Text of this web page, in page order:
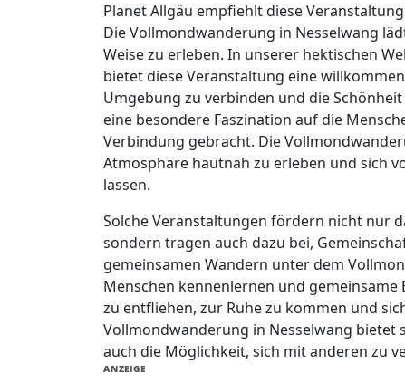
Planet Allgäu empfiehlt diese
Die Vollmondwanderung in Nesselwang
Weise zu erleben. In unserer hektischen
bietet diese Veranstaltung eine
Umgebung zu verbinden und die
eine besondere Faszination auf die
Verbindung gebracht. Die
Atmosphäre hautnah zu erleben und sich
lassen.
Solche Veranstaltungen fördern nicht nur
sondern tragen auch dazu bei,
gemeinsamen Wandern unter dem
Menschen kennenlernen und gemeinsame
zu entfliehen, zur Ruhe zu kommen und
Vollmondwanderung in Nesselwang
auch die Möglichkeit, sich mit anderen zu
ANZEIGE